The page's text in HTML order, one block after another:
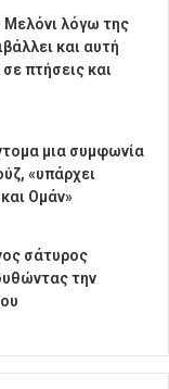
λόγω της
και αυτή
πτήσεις και
μια συμφωνία
«υπάρχει
Ομάν»
σάτυρος
την